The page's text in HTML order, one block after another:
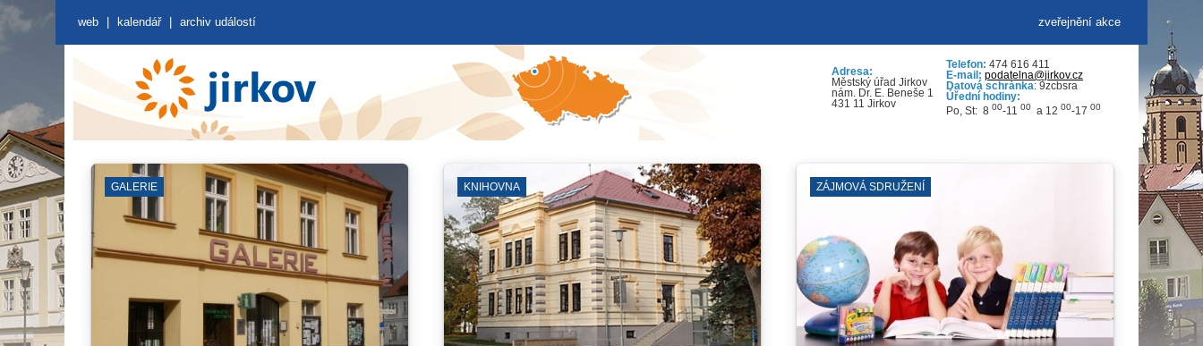
zveřejnění akce
web kalendář archiv událostí
Adresa:
Městský úřad Jirkov
nám. Dr. E. Beneše 1
431 11 Jirkov
Telefon: 474 616 411
E-mail: podatelna@jirkov.cz
Datová schránka: 9zcbsra
Úřední hodiny:
Po, St: 8 00-11 00 a 12 00-17 00
KNIHOVNA ZÁJMOVÁ SDRUŽENÍ ZÁBORY NA KÁVU SE